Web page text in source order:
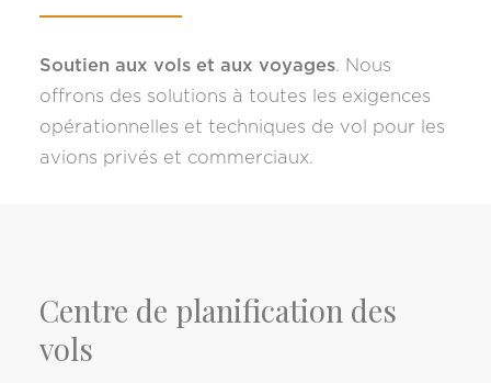
Soutien aux vols et aux voyages. Nous
offrons des solutions à toutes les exigences
opérationnelles et techniques de vol pour les
avions privés et commerciaux.
Centre de planification des
vols